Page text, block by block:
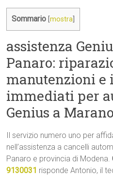
Sommario [mostra
assistenza
Panaro:
manutenzioni e
immediati per
Genius a
Il servizio numero uno per
nell’assistenza a cancelli
Panaro e provincia di Modena.
9130031 risponde Antonio, il